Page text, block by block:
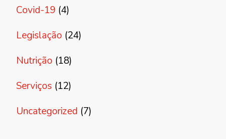
Covid-19 (4)
Legislação (24)
Nutrição (18)
Serviços (12)
Uncategorized (7)